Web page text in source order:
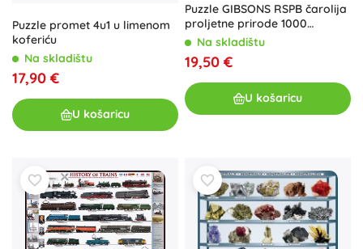
Puzzle promet 4u1 u limenom
koferiću
Na skladištu
17,90 €
U košaricu
Puzzle GIBSONS RSPB čarolija
proljetne prirode 1000
dijelova
Na skladištu
19,50 €
U košaricu